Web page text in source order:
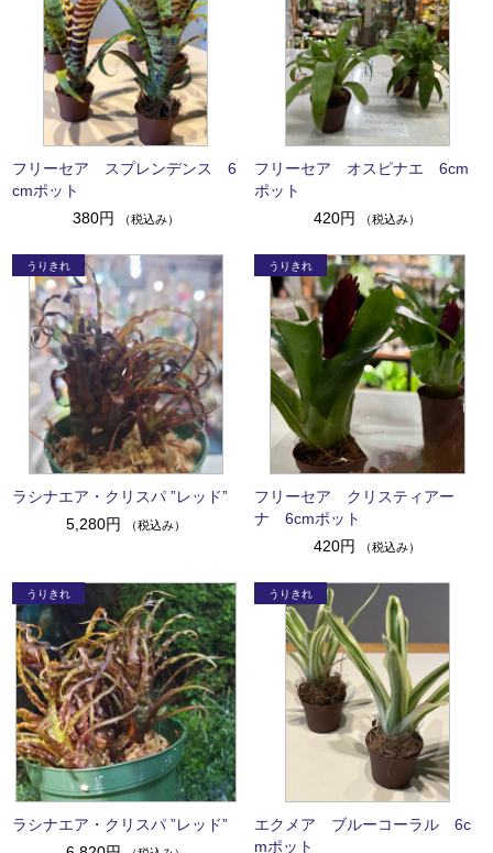
フリーセア スプレンデンス 6
cmポット
380円
（税込み）
フリーセア オスピナエ 6cm
ポット
420円
（税込み）
ラシナエア・クリスパ ”レッド”
5,280円
（税込み）
フリーセア クリスティアー
ナ 6cmポット
420円
（税込み）
ラシナエア・クリスパ ”レッド”
エクメア ブルーコーラル 6c
mポット